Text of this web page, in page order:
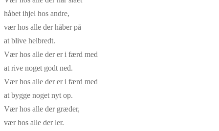
håbet ihjel hos andre,
vær hos alle der håber på
at blive helbredt.
Vær hos alle der er i færd med
at rive noget godt ned.
Vær hos alle der er i færd med
at bygge noget nyt op.
Vær hos alle der græder,
vær hos alle der ler.